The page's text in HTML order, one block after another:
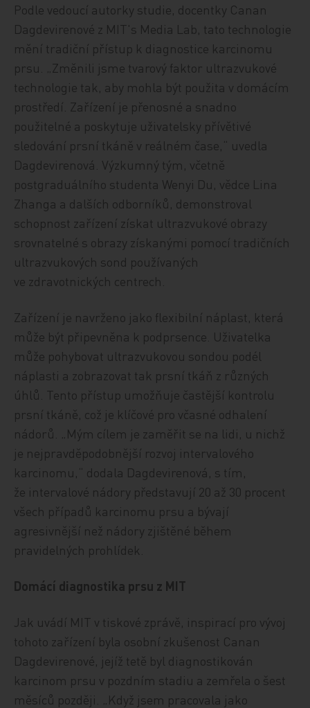
Podle vedoucí autorky studie, docentky Canan
Dagdevirenové z MIT's Media Lab, tato technologie
mění tradiční přístup k diagnostice karcinomu
prsu. „Změnili jsme tvarový faktor ultrazvukové
technologie tak, aby mohla být použita v domácím
prostředí. Zařízení je přenosné a snadno
použitelné a poskytuje uživatelsky přívětivé
sledování prsní tkáně v reálném čase,“ uvedla
Dagdevirenová. Výzkumný tým, včetně
postgraduálního studenta Wenyi Du, vědce Lina
Zhanga a dalších odborníků, demonstroval
schopnost zařízení získat ultrazvukové obrazy
srovnatelné s obrazy získanými pomocí tradičních
ultrazvukových sond používaných
ve zdravotnických centrech.
Zařízení je navrženo jako flexibilní náplast, která
může být připevněna k podprsence. Uživatelka
může pohybovat ultrazvukovou sondou podél
náplasti a zobrazovat tak prsní tkáň z různých
úhlů. Tento přístup umožňuje častější kontrolu
prsní tkáně, což je klíčové pro včasné odhalení
nádorů. „Mým cílem je zaměřit se na lidi, u nichž
je nejpravděpodobnější rozvoj intervalového
karcinomu,“ dodala Dagdevirenová, s tím,
že intervalové nádory představují 20 až 30 procent
všech případů karcinomu prsu a bývají
agresivnější než nádory zjištěné během
pravidelných prohlídek.
Domácí diagnostika prsu z MIT
Jak uvádí MIT v tiskové zprávě, inspirací pro vývoj
tohoto zařízení byla osobní zkušenost Canan
Dagdevirenové, jejíž tetě byl diagnostikován
karcinom prsu v pozdním stadiu a zemřela o šest
měsíců později. „Když jsem pracovala jako